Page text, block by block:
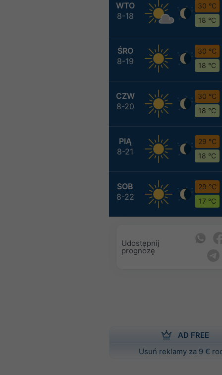
WTO
8-18
30 °C
18 °C
ŚRO
8-19
30 °C
18 °C
CZW
8-20
30 °C
18 °C
PIĄ
8-21
29 °C
18 °C
SOB
8-22
29 °C
17 °C
Udostępnij
prognozę
AD FREE
Usuń reklamy za 9 €